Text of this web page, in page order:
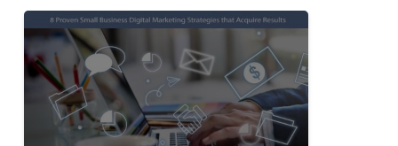
stratégies
de
marketing
numérique
éprouvées